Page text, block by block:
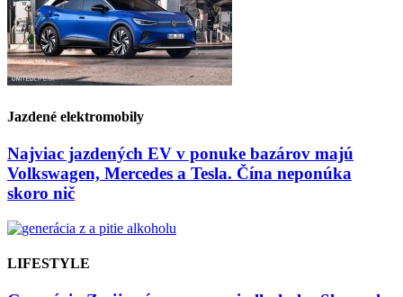
Jazdené elektromobily
Najviac jazdených EV v ponuke bazárov majú
Volkswagen, Mercedes a Tesla. Čína neponúka
skoro nič
LIFESTYLE